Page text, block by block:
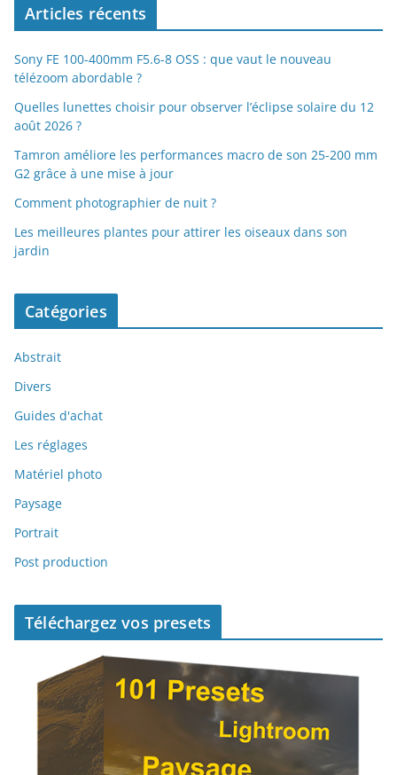
Articles récents
Sony FE 100-400mm F5.6-8 OSS : que vaut le nouveau
télézoom abordable ?
Quelles lunettes choisir pour observer l’éclipse solaire du 12
août 2026 ?
Tamron améliore les performances macro de son 25-200 mm
G2 grâce à une mise à jour
Comment photographier de nuit ?
Les meilleures plantes pour attirer les oiseaux dans son
jardin
Catégories
Abstrait
Divers
Guides d'achat
Les réglages
Matériel photo
Paysage
Portrait
Post production
Téléchargez vos presets